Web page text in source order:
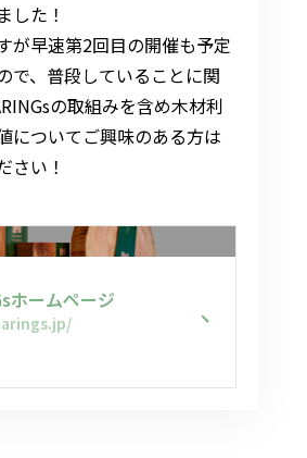
した！
が早速第2回目の開催も予定
で、普段していることに関
の取組みを含め木材利
についてご興味のある方は
さい！
ホームページ